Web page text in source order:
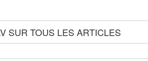
SUR TOUS LES ARTICLES